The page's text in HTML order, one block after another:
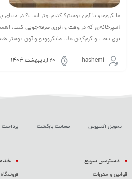
مایکروویو یا آون توستر؟ کدام بهتر است؟ در دنیای
آشپزخانه‌ای که در وقت و انرژی صرفه‌جویی کنند،
برای پخت و گرم‌کردن غذا، مایکروویو و آون توستر
hashemi ۲۰ اردیبهشت ۱۴۰۴
تحویل اکسپرس ضمانت بازگشت
دسترسی سریع
قوانین و مقررات
فروشگاه